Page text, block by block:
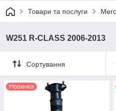
Товари та послуги
W251 R-CLASS 2006-2013
Сортування
Новинка